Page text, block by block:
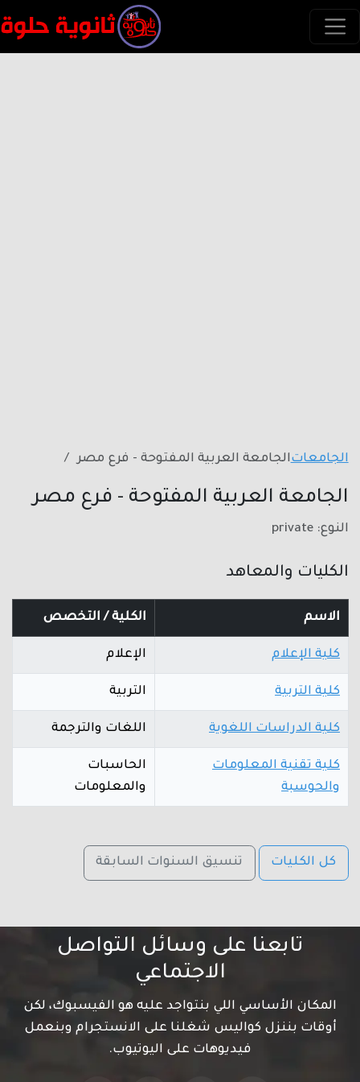
الجامعاتالجامعة العربية المفتوحة - فرع مصر
الجامعة العربية المفتوحة - فرع مصر
النوع: private
الكليات والمعاهد
الاسم الكلية / التخصص
كلية الإعلام الإعلام
كلية التربية التربية
كلية الدراسات اللغوية اللغات والترجمة
كلية تقنية المعلومات
والحوسبة
الحاسبات
والمعلومات
كل الكليات تنسيق السنوات السابقة
تابعنا على وسائل التواصل
الاجتماعي
المكان الأساسي اللي بنتواجد عليه هو الفيسبوك، لكن
أوقات بننزل كواليس شغلنا على الانستجرام وبنعمل
فيديوهات على اليوتيوب.